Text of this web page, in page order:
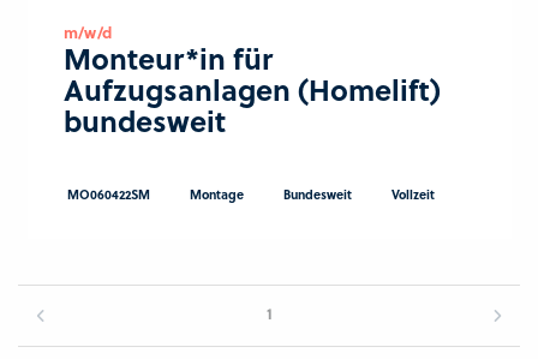
m/w/d
Monteur*in für
Aufzugsanlagen (Homelift)
bundesweit
MO060422SM Montage Bundesweit Vollzeit
1